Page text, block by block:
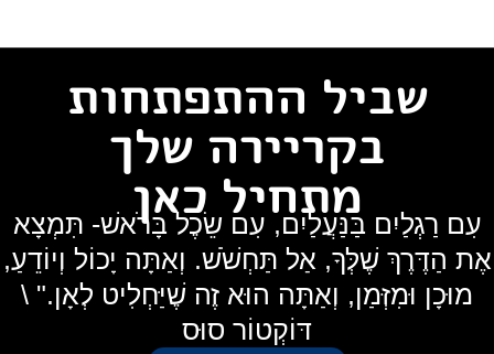
שביל ההתפתחות
בקריירה שלך
מתחיל כאן
עִם רַגְלַיִם בַּנַּעֲלַיִם, עִם שֵׂכֶל בָּרֹאשׁ- תִּמְצָא
אֶת הַדֶּרֶךְ שֶׁלְּךָ, אַל תַּחְשֹׁשׁ. וְאַתָּה יָכוֹל וְיוֹדֵעַ,
מוּכָן וּמִזְּמַן, וְאַתָּה הוּא זֶה שֶׁיַּחְלִיט לְאָן." \
דּוֹקְטוֹר סוּס